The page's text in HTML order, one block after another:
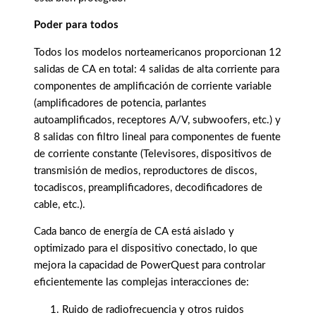
Poder para todos
Todos los modelos norteamericanos proporcionan 12
salidas de CA en total: 4 salidas de alta corriente para
componentes de amplificación de corriente variable
(amplificadores de potencia, parlantes
autoamplificados, receptores A/V, subwoofers, etc.) y
8 salidas con filtro lineal para componentes de fuente
de corriente constante (Televisores, dispositivos de
transmisión de medios, reproductores de discos,
tocadiscos, preamplificadores, decodificadores de
cable, etc.).
Cada banco de energía de CA está aislado y
optimizado para el dispositivo conectado, lo que
mejora la capacidad de PowerQuest para controlar
eficientemente las complejas interacciones de:
Ruido de radiofrecuencia y otros ruidos